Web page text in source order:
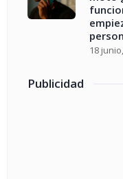
18
Publicidad